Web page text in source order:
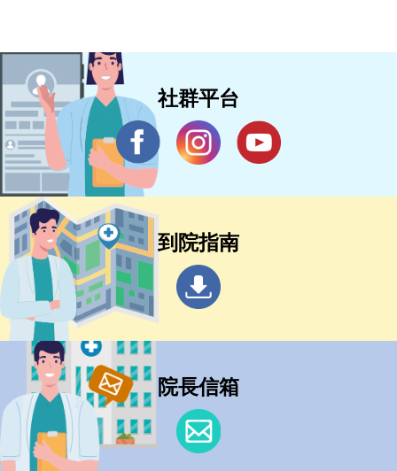
社群平台
到院指南
院長信箱